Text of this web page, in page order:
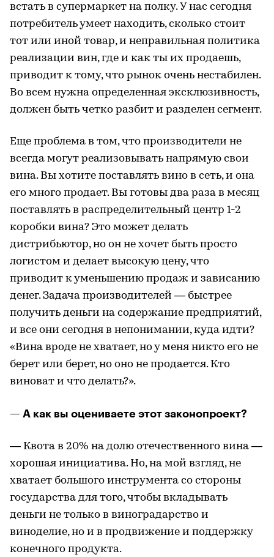
встать в супермаркет на полку. У нас сегодня
потребитель умеет находить, сколько стоит
тот или иной товар, и неправильная политика
реализации вин, где и как ты их продаешь,
приводит к тому, что рынок очень нестабилен.
Во всем нужна определенная эксклюзивность,
должен быть четко разбит и разделен сегмент.
Еще проблема в том, что производители не
всегда могут реализовывать напрямую свои
вина. Вы хотите поставлять вино в сеть, и она
его много продает. Вы готовы два раза в месяц
поставлять в распределительный центр 1-2
коробки вина? Это может делать
дистрибьютор, но он не хочет быть просто
логистом и делает высокую цену, что
приводит к уменьшению продаж и зависанию
денег. Задача производителей — быстрее
получить деньги на содержание предприятий,
и все они сегодня в непонимании, куда идти?
«Вина вроде не хватает, но у меня никто его не
берет или берет, но оно не продается. Кто
виноват и что делать?».
— А как вы оцениваете этот законопроект?
— Квота в 20% на долю отечественного вина —
хорошая инициатива. Но, на мой взгляд, не
хватает большого инструмента со стороны
государства для того, чтобы вкладывать
деньги не только в виноградарство и
виноделие, но и в продвижение и поддержку
конечного продукта.